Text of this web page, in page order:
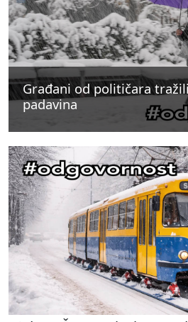
Građani od političara
padavina
Građani od političara
padavina
Građani od političara
padavina